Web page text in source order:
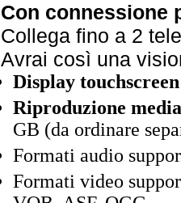
Con connessione
Collega fino a 2
Avrai così una
Display
Riproduzione
GB (da ordinare
Formati audio
Formati video